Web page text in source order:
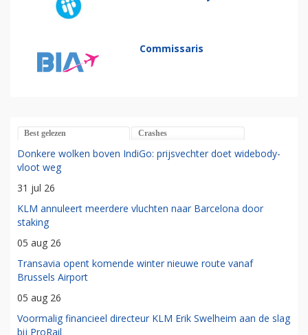
Commissaris
Best gelezen Crashes
Donkere wolken boven IndiGo: prijsvechter doet widebody-
vloot weg
31 jul 26
KLM annuleert meerdere vluchten naar Barcelona door
staking
05 aug 26
Transavia opent komende winter nieuwe route vanaf
Brussels Airport
05 aug 26
Voormalig financieel directeur KLM Erik Swelheim aan de slag
bij ProRail